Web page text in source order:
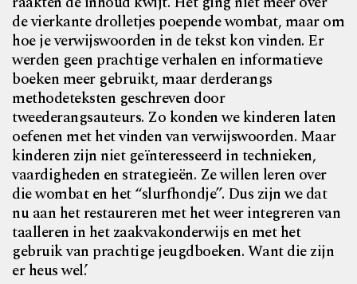
de vierkante drolletjes poepende wombat, maar om
hoe je verwijswoorden in de tekst kon vinden. Er
werden geen prachtige verhalen en informatieve
boeken meer gebruikt, maar derderangs
methodeteksten geschreven door
tweederangsauteurs. Zo konden we kinderen laten
oefenen met het vinden van verwijswoorden. Maar
kinderen zijn niet geïnteresseerd in technieken,
vaardigheden en strategieën. Ze willen leren over
die wombat en het “slurfhondje”. Dus zijn we dat
nu aan het restaureren met het weer integreren van
taalleren in het zaakvakonderwijs en met het
gebruik van prachtige jeugdboeken. Want die zijn
er heus wel.’